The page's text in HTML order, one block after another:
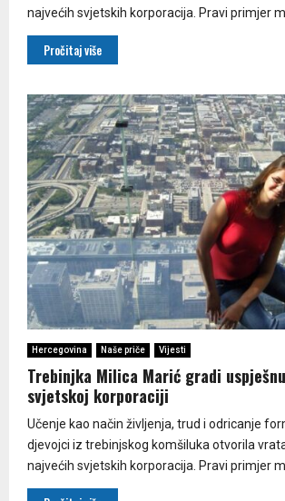
najvećih svjetskih korporacija. Pravi primjer
Pročitaj više
Hercegovina Naše priče Vijesti
Trebinjka Milica Marić gradi
svjetskoj korporaciji
Učenje kao način življenja, trud i odricanje
djevojci iz trebinjskog komšiluka otvorila
najvećih svjetskih korporacija. Pravi primjer